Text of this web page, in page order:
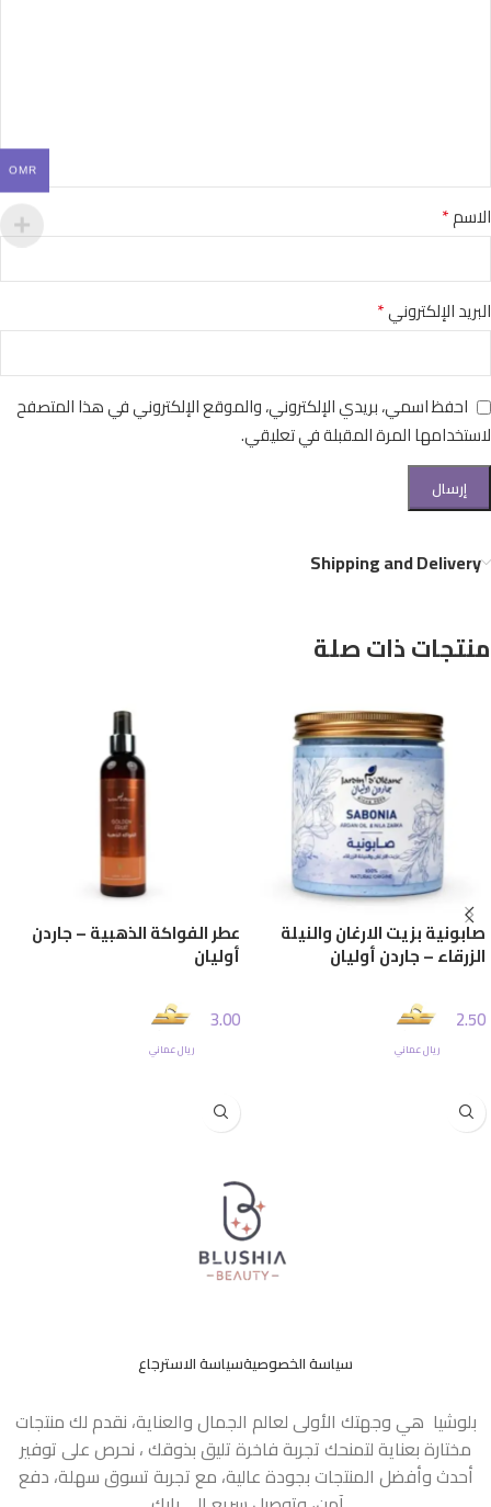
الاسم*
البريد الإلكتروني*
احفظ اسمي، بريدي الإلكتروني، والموقع الإلكتروني في هذا المتصفح
لاستخدامها المرة المقبلة في تعليقي.
Shipping and Delivery
منتجات ذات صلة
صابونية بزيت الارغان والنيلة
الزرقاء – جاردن أوليان
2.50
ريال عماني
عطر الفواكة الذهبية – جاردن
أوليان
3.00
ريال عماني
سياسة الخصوصيةسياسة الاسترجاع
بلوشيا هي وجهتك الأولى لعالم الجمال والعناية، نقدم لك منتجات
مختارة بعناية لتمنحك تجربة فاخرة تليق بذوقك ، نحرص على توفير
أحدث وأفضل المنتجات بجودة عالية، مع تجربة تسوق سهلة، دفع
OMR